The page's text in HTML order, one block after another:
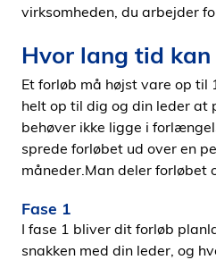
virksomheden, du arbejder
Hvor lang tid
Et forløb må højst vare op til
helt op til dig og din leder at
behøver ikke ligge i
sprede forløbet ud over en
måneder.Man deler forløbet
Fase 1
I fase 1 bliver dit forløb
snakken med din leder, og